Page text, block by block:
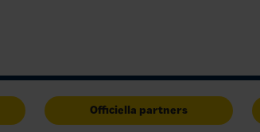
Officiella partners